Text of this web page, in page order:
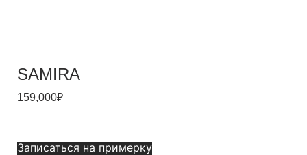
SAMIRA
159,000₽
Записаться на примерку